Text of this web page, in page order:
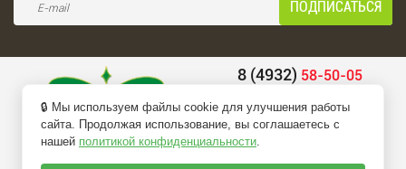
8 (4932) 58-50-05
belio-info@mail.ru
🔒 Мы используем файлы cookie для улучшения работы
сайта. Продолжая использование, вы соглашаетесь с
нашей политикой конфиденциальности.